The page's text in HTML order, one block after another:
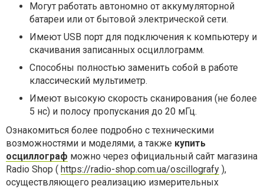
Могут работать автономно от аккумуляторной
батареи или от бытовой электрической сети.
Имеют USB порт для подключения к компьютеру и
скачивания записанных осциллограмм.
Способны полностью заменить собой в работе
классический мультиметр.
Имеют высокую скорость сканирования (не более
5 нс) и полосу пропускания до 20 мГц.
Ознакомиться более подробно с техническими
возможностями и моделями, а также купить
осциллограф можно через официальный сайт магазина
Radio Shop ( https://radio-shop.com.ua/oscillografy ),
осуществляющего реализацию измерительных